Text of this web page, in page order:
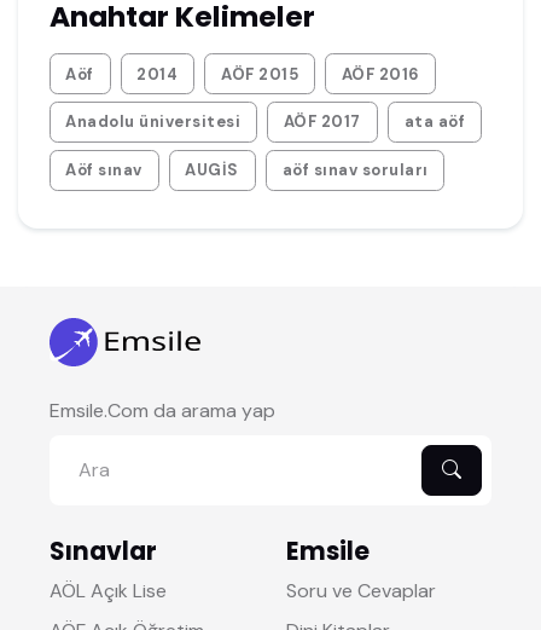
Anahtar Kelimeler
Aöf 2014 AÖF 2015 AÖF 2016
Anadolu üniversitesi AÖF 2017 ata aöf
Aöf sınav AUGİS aöf sınav soruları
Emsile.Com da arama yap
Sınavlar
AÖL Açık Lise
Emsile
Soru ve Cevaplar